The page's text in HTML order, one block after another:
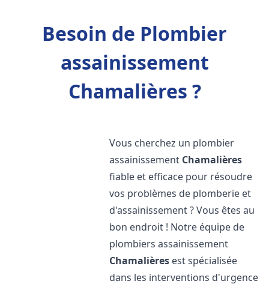
Besoin de Plombier
assainissement
Chamalières ?
Vous cherchez un plombier
assainissement Chamalières
fiable et efficace pour résoudre
vos problèmes de plomberie et
d'assainissement ? Vous êtes au
bon endroit ! Notre équipe de
plombiers assainissement
Chamalières est spécialisée
dans les interventions d'urgence